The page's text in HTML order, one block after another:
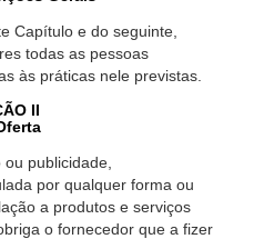
Capítulo e do seguinte,
todas as pessoas
às práticas nele previstas.
II
publicidade,
por qualquer forma ou
a produtos e serviços
o fornecedor que a fizer